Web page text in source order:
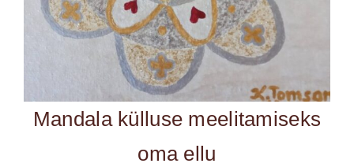
Mandala külluse meelitamiseks
oma ellu